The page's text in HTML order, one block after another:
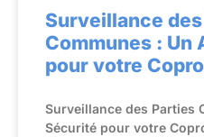
Surveillance
Communes : Un
pour votre
Surveillance des Parties
Sécurité pour votre